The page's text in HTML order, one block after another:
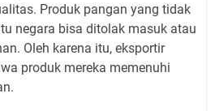
Produk pangan yang tidak
negara bisa ditolak masuk atau
Oleh karena itu, eksportir
produk mereka memenuhi